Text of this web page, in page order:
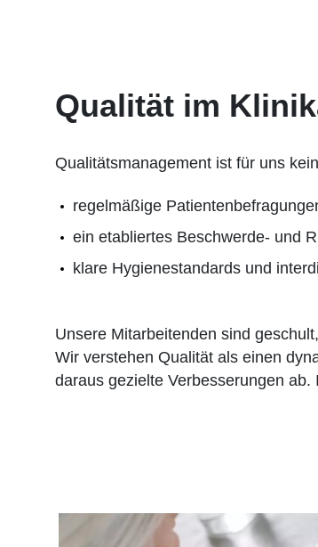
Qualität im
Qualitätsmanagement ist für uns
regelmäßige
ein etabliertes Beschwerde- und
klare Hygienestandards und
Unsere Mitarbeitenden sind
Wir verstehen Qualität als einen
daraus gezielte Verbesserungen